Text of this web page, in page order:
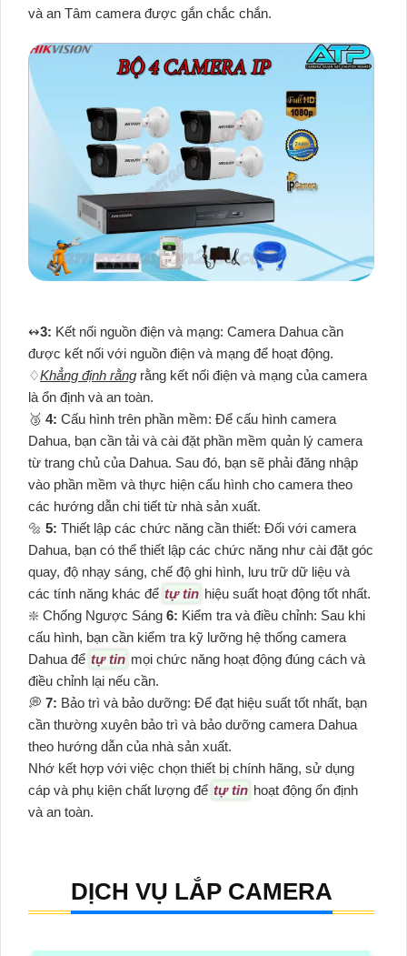
và an Tâm camera được gắn chắc chắn.
↭3: Kết nối nguồn điện và mạng: Camera Dahua cần
được kết nối với nguồn điện và mạng để hoạt động.
♢Khẳng định rằng rằng kết nối điện và mạng của camera
là ổn định và an toàn.
🥉 4: Cấu hình trên phần mềm: Để cấu hình camera
Dahua, bạn cần tải và cài đặt phần mềm quản lý camera
từ trang chủ của Dahua. Sau đó, bạn sẽ phải đăng nhập
vào phần mềm và thực hiện cấu hình cho camera theo
các hướng dẫn chi tiết từ nhà sản xuất.
🔩 5: Thiết lập các chức năng cần thiết: Đối với camera
Dahua, bạn có thể thiết lập các chức năng như cài đặt góc
quay, độ nhạy sáng, chế độ ghi hình, lưu trữ dữ liệu và
các tính năng khác để tự tin hiệu suất hoạt động tốt nhất.
❇️ Chống Ngược Sáng 6: Kiểm tra và điều chỉnh: Sau khi
cấu hình, bạn cần kiểm tra kỹ lưỡng hệ thống camera
Dahua để tự tin mọi chức năng hoạt động đúng cách và
điều chỉnh lại nếu cần.
️💭 7: Bảo trì và bảo dưỡng: Để đạt hiệu suất tốt nhất, bạn
cần thường xuyên bảo trì và bảo dưỡng camera Dahua
theo hướng dẫn của nhà sản xuất.
Nhớ kết hợp với việc chọn thiết bị chính hãng, sử dụng
cáp và phụ kiện chất lượng để tự tin hoạt động ổn định
và an toàn.
DỊCH VỤ LẮP CAMERA